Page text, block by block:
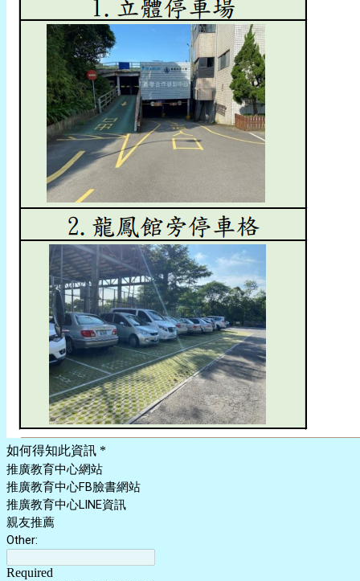
如何得知此資訊 *
推廣教育中心網站
推廣教育中心FB臉書網站
推廣教育中心LINE資訊
親友推薦
Other:
Required